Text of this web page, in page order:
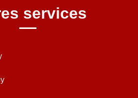
services